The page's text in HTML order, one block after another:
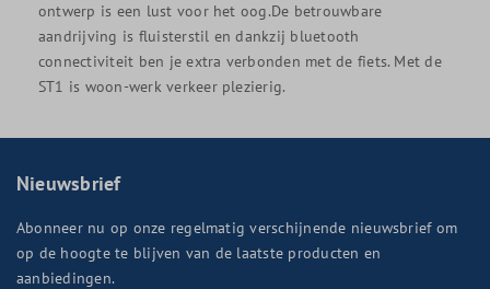
ontwerp is een lust voor het oog.De betrouwbare
aandrijving is fluisterstil en dankzij bluetooth
connectiviteit ben je extra verbonden met de fiets. Met de
ST1 is woon-werk verkeer plezierig.
Nieuwsbrief
Abonneer nu op onze regelmatig verschijnende nieuwsbrief om
op de hoogte te blijven van de laatste producten en
aanbiedingen.